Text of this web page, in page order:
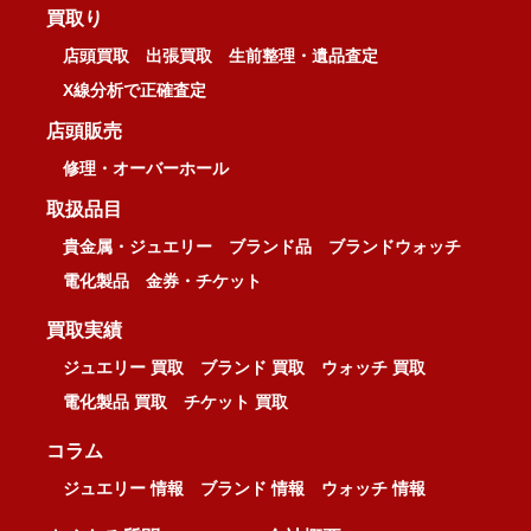
買取り
店頭買取 出張買取
生前整理・遺品査定
X線分析で正確査定
店頭販売
修理・オーバーホール
取扱品目
貴金属・ジュエリー ブランド品
ブランドウォッチ
電化製品
金券・チケット
買取実績
ジュエリー 買取 ブランド 買取
ウォッチ 買取
電化製品 買取
チケット 買取
コラム
ジュエリー 情報 ブランド 情報 ウォッチ 情報